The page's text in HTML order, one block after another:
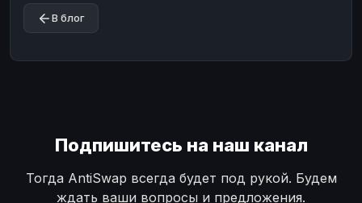
В блог
Подпишитесь на наш канал
Тогда AntiSwap всегда будет под рукой. Будем
ждать ваши вопросы и предложения.